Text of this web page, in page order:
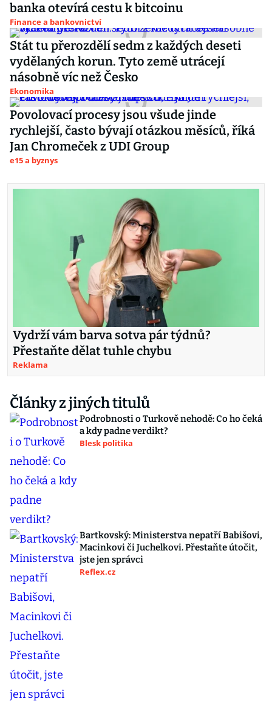
banka otevírá cestu k bitcoinu
Finance a bankovnictví
Stát tu přerozdělí sedm z každých deseti
vydělaných korun. Tyto země utrácejí
násobně víc než Česko
Ekonomika
Povolovací procesy jsou všude jinde
rychlejší, často bývají otázkou měsíců, říká
Jan Chromeček z UDI Group
e15 a byznys
Vydrží vám barva sotva pár týdnů?
Přestaňte dělat tuhle chybu
Reklama
Články z jiných titulů
Podrobnosti o Turkově nehodě: Co ho čeká
a kdy padne verdikt?
Blesk politika
Bartkovský: Ministerstva nepatří Babišovi,
Macinkovi či Juchelkovi. Přestaňte útočit,
jste jen správci
Reflex.cz